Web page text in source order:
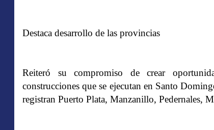
Destaca desarrollo de las provincias
Reiteró su compromiso de crear
construcciones que se ejecutan en Santo
registran Puerto Plata, Manzanillo, Pedernales,